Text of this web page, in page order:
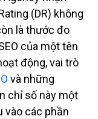
(DR) không
là thước đo
của một tên
động, vai trò
và những
chỉ số này một
vào các phần